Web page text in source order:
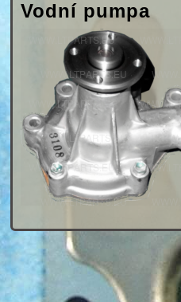
Vodní pumpa